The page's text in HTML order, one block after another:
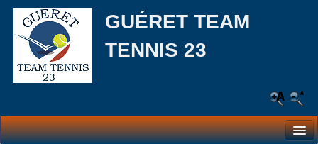
GUÉRET TEAM
TENNIS 23